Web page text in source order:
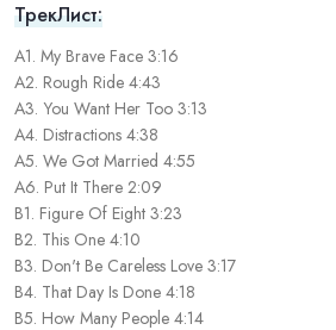
ТрекЛист:
A1. My Brave Face 3:16
A2. Rough Ride 4:43
A3. You Want Her Too 3:13
A4. Distractions 4:38
A5. We Got Married 4:55
A6. Put It There 2:09
B1. Figure Of Eight 3:23
B2. This One 4:10
B3. Don't Be Careless Love 3:17
B4. That Day Is Done 4:18
B5. How Many People 4:14